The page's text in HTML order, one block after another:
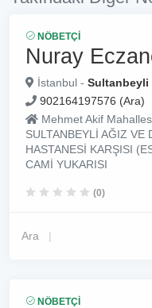
NÖBETÇI
Nuray
İstanbul - Sultanbeyli
902164197576 (Ara)
Mehmet Akif
SULTANBEYLİ AĞIZ VE
HASTANESİ KARŞISI
CAMİ YUKARISI
(0)
Ara
NÖBETÇI